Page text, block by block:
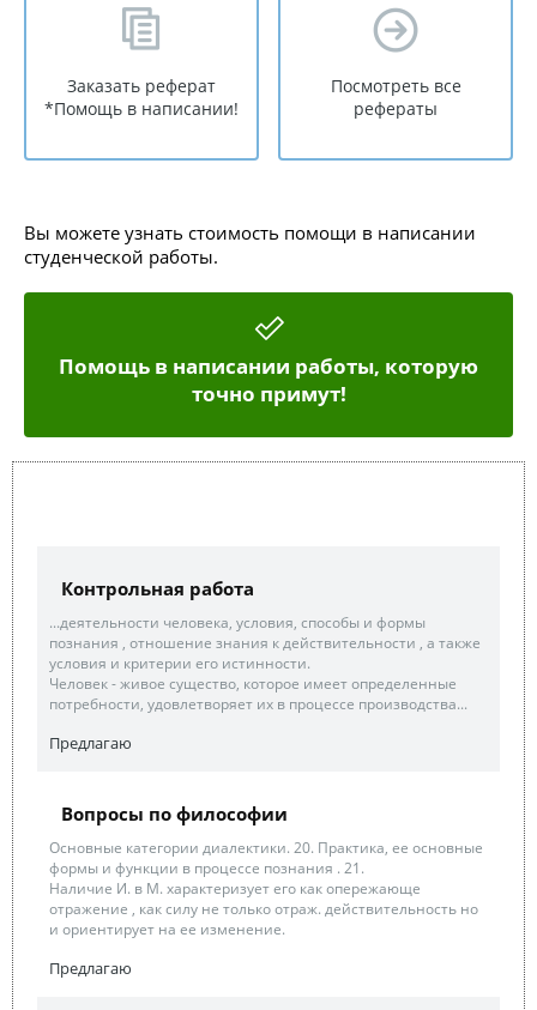
Заказать реферат
*Помощь в написании!
Посмотреть все
рефераты
Вы можете узнать стоимость помощи в написании
студенческой работы.
Помощь в написании работы, которую
точно примут!
Контрольная работа
...деятельности человека, условия, способы и формы
познания , отношение знания к действительности , а также
условия и критерии его истинности.
Человек - живое существо, которое имеет определенные
потребности, удовлетворяет их в процессе производства...
Предлагаю
Вопросы по философии
Основные категории диалектики. 20. Практика, ее основные
формы и функции в процессе познания . 21.
Наличие И. в М. характеризует его как опережающе
отражение , как силу не только отраж. действительность но
и ориентирует на ее изменение.
Предлагаю